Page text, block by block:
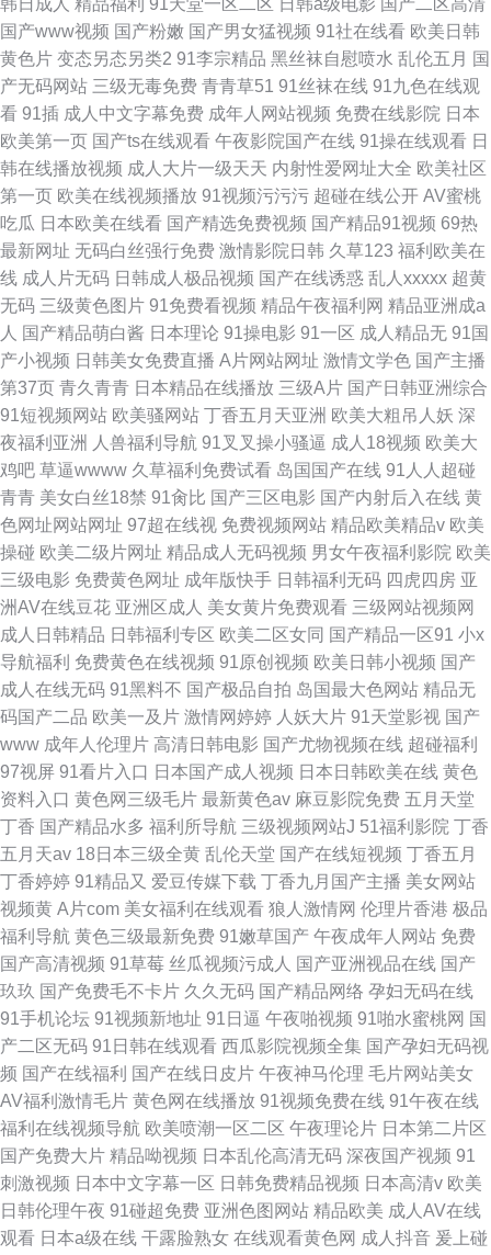
韩日成人 精品福利 91天堂一区二区 日韩a级电影 国产二区高清
国产www视频 国产粉嫩 国产男女猛视频 91社在线看 欧美日韩
黄色片 变态另态另类2 91李宗精品 黑丝袜自慰喷水 乱伦五月 国
产无码网站 三级无毒免费 青青草51 91丝袜在线 91九色在线观
看 91插 成人中文字幕免费 成年人网站视频 免费在线影院 日本
欧美第一页 国产ts在线观看 午夜影院国产在线 91操在线观看 日
韩在线播放视频 成人大片一级天天 内射性爱网址大全 欧美社区
第一页 欧美在线视频播放 91视频污污污 超碰在线公开 AV蜜桃
吃瓜 日本欧美在线看 国产精选免费视频 国产精品91视频 69热
最新网址 无码白丝强行免费 激情影院日韩 久草123 福利欧美在
线 成人片无码 日韩成人极品视频 国产在线诱惑 乱人xxxxx 超黄
无码 三级黄色图片 91免费看视频 精品午夜福利网 精品亚洲成a
人 国产精品萌白酱 日本理论 91操电影 91一区 成人精品无 91国
产小视频 日韩美女免费直播 A片网站网址 激情文学色 国产主播
第37页 青久青青 日本精品在线播放 三级A片 国产日韩亚洲综合
91短视频网站 欧美骚网站 丁香五月天亚洲 欧美大粗吊人妖 深
夜福利亚洲
人兽福利导航 91叉叉操小骚逼 成人18视频 欧美大
鸡吧 草逼wwww 久草福利免费试看 岛国国产在线 91人人超碰
青青 美女白丝18禁 91肏比 国产三区电影 国产内射后入在线 黄
色网址网站网址 97超在线视 免费视频网站 精品欧美精品v 欧美
操碰 欧美二级片网址 精品成人无码视频 男女午夜福利影院 欧美
三级电影 免费黄色网址 成年版快手 日韩福利无码 四虎四房 亚
洲AV在线豆花 亚洲区成人 美女黄片免费观看 三级网站视频网
成人日韩精品 日韩福利专区 欧美二区女同 国产精品一区91 小x
导航福利 免费黄色在线视频 91原创视频 欧美日韩小视频 国产
成人在线无码 91黑料不 国产极品自拍 岛国最大色网站 精品无
码国产二品 欧美一及片 激情网婷婷 人妖大片 91天堂影视 国产
www 成年人伦理片 高清日韩电影 国产尤物视频在线 超碰福利
97视屏 91看片入口 日本国产成人视频 日本日韩欧美在线 黄色
资料入口 黄色网三级毛片 最新黄色av 麻豆影院免费 五月天堂
丁香 国产精品水多 福利所导航 三级视频网站J 51福利影院 丁香
五月天av 18日本三级全黄 乱伦天堂 国产在线短视频 丁香五月
丁香婷婷 91精品又 爱豆传媒下载 丁香九月国产主播 美女网站
视频黄 A片com 美女福利在线观看 狼人激情网 伦理片香港 极品
福利导航 黄色三级最新免费 91嫩草国产 午夜成年人网站 免费
国产高清视频 91草莓 丝瓜视频污成人 国产亚洲视品在线 国产
玖玖 国产免费毛不卡片 久久无码 国产精品网络 孕妇无码在线
91手机论坛 91视频新地址 91日逼 午夜啪视频 91啪水蜜桃网 国
产二区无码 91日韩在线观看 西瓜影院视频全集 国产孕妇无码视
频 国产在线福利 国产在线日皮片 午夜神马伦理 毛片网站美女
AV福利激情毛片 黄色网在线播放 91视频免费在线 91午夜在线
福利在线视频导航 欧美喷潮一区二区 午夜理论片 日本第二片区
国产免费大片 精品呦视频 日本乱伦高清无码 深夜国产视频 91
刺激视频 日本中文字幕一区 日韩免费精品视频 日本高清v 欧美
日韩伦理午夜 91碰超免费 亚洲色图网站 精品欧美 成人AV在线
观看 日本a级在线 干露脸熟女 在线观看黄色网 成人抖音 爰上碰